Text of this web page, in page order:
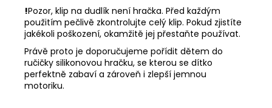
!Pozor, klip na dudlík není hračka. Před každým
použitím pečlivě zkontrolujte celý klip. Pokud zjistíte
jakékoli poškození, okamžitě jej přestaňte používat.
Právě proto je doporučujeme pořídit dětem do
ručičky silikonovou hračku, se kterou se dítko
perfektně zabaví a zároveň i zlepší jemnou
motoriku.